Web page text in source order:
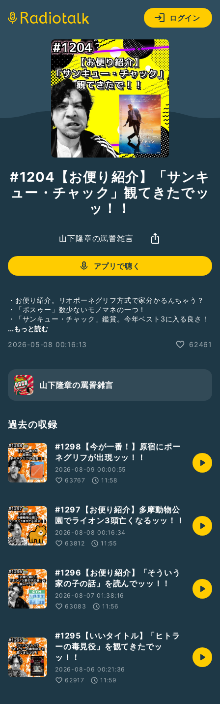
ログイン
#1204【お便り紹介】「サンキ
ュー・チャック」観てきたでッ
ッ！！
山下隆章の罵詈雑言
アプリで聴く
・お便り紹介。リオポーネグリフ方式で家分かるんちゃう？
・「ボスゥー」数少ないモノマネの一つ！
・「サンキュー・チャック」鑑賞。今年ベスト3に入る良さ！
★トークテーマ★
域無き対応するぜ！
そのほか
・感想、改善点、称賛、罵詈雑言
などなど何でもいいのでお便り募集してます😉
吉本興業のお笑いコンビ「蓮華」のツッコミ山下隆章の個人ラ
ジオッッ！
コンビのYouTube番組、レンゲラジオ(
https://m.youtube.com/channel/UCKfpzIlMxilGTAswFkG
#新人さんいらっしゃい
#お便り募集中
#お笑い
#ひとり語り
#アラフォー
#芸人
#漫才
#東京
#八王子
#テンション高め
...もっと読む
2026-05-08 00:16:13
62461
山下隆章の罵詈雑言
過去の収録
#1298【今が一番！】原宿にポー
ネグリフが出現ッッ！！
2026-08-09 00:00:55
63767
11:58
#1297【お便り紹介】多摩動物公
園でライオン3頭亡くなるッッ！！
2026-08-08 00:16:34
63812
11:55
#1296【お便り紹介】「そういう
家の子の話」を読んでッッ！！
2026-08-07 01:38:16
63083
11:56
#1295【いいタイトル】「ヒトラ
ーの毒見役」を観てきたでッ
ッ！！
2026-08-06 00:21:36
62917
11:59